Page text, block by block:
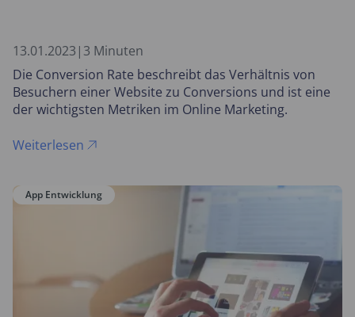
13.01.2023 | 3 Minuten
Die Conversion Rate beschreibt das Verhältnis von
Besuchern einer Website zu Conversions und ist eine
der wichtigsten Metriken im Online Marketing.
Weiterlesen
App Entwicklung